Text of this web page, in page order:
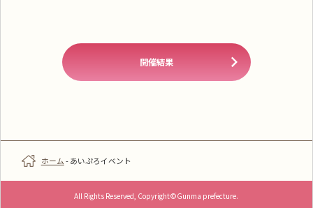
開催結果
ホーム-あいぷろイベント
All Rights Reserved, Copyright©Gunma prefecture.